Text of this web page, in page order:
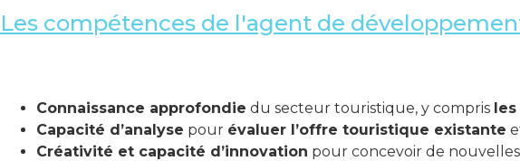
Les compétences de l'agent de
Connaissance approfondie du secteur touristique, y compris
Capacité d’analyse pour évaluer l’offre touristique existante
Créativité et capacité d’innovation pour concevoir de